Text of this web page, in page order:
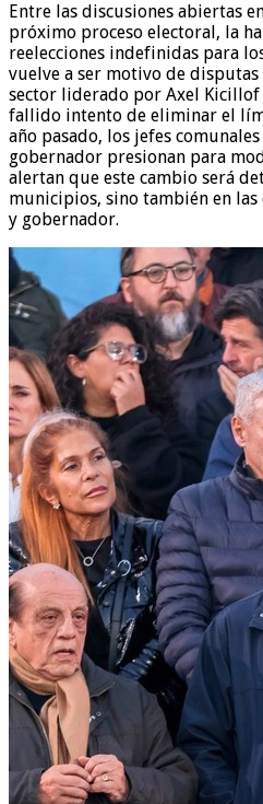
Entre las discusiones abiertas
próximo proceso electoral, la
reelecciones indefinidas para
vuelve a ser motivo de disputas
sector liderado por Axel Kicillof
fallido intento de eliminar el
año pasado, los jefes comunales
gobernador presionan para
alertan que este cambio será
municipios, sino también en
y gobernador.